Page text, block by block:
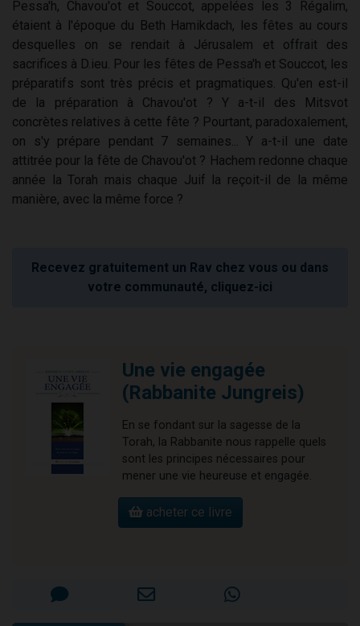
Pessa'h, Chavou'ot et Souccot, appelées les 3 Régalim,
étaient à l'époque du Beth Hamikdach, les fêtes au cours
desquelles on se rendait à Jérusalem et offrait des
sacrifices à D.ieu. Pour les fêtes de Pessa'h et Souccot, les
préparatifs sont très précis et pragmatiques. Qu'en est-il
de la préparation à Chavou'ot ? Y a-t-il des Mitsvot
concrètes relatives à cette fête ? Pourtant, paradoxalement,
on s'y prépare pendant 7 semaines... Y a-t-il une date
attitrée pour la fête de Chavou'ot ? Hachem redonne chaque
année la Torah mais chaque Juif la reçoit-il de la même
manière, avec la même force ?
Recevez gratuitement un Rav chez vous ou dans
votre communauté, cliquez-ici
Une vie engagée
(Rabbanite Jungreis)
En se fondant sur la sagesse de la
Torah, la Rabbanite nous rappelle quels
sont les principes nécessaires pour
mener une vie heureuse et engagée.
acheter ce livre